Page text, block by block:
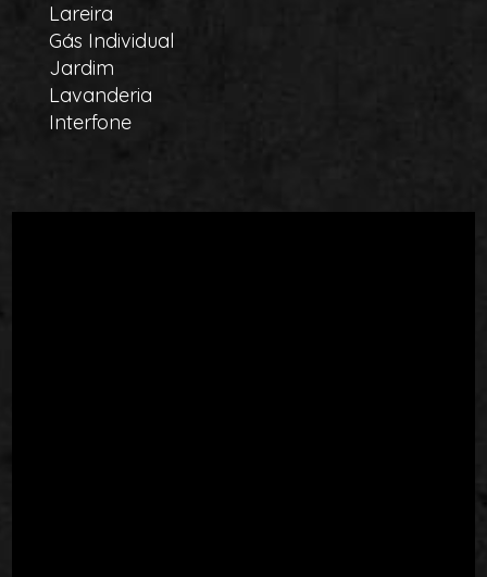
Lareira
Gás Individual
Jardim
Lavanderia
Interfone